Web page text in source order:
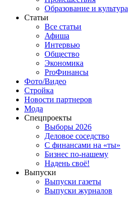
Образование и культура
Статьи
Все статьи
Афиша
Интервью
Общество
Экономика
ProФинансы
Фото/Видео
Стройка
Новости партнеров
Мода
Спецпроекты
Выборы 2026
Деловое соседство
С финансами на «ты»
Бизнес по-нашему
Надень своё!
Выпуски
Выпуски газеты
Выпуски журналов